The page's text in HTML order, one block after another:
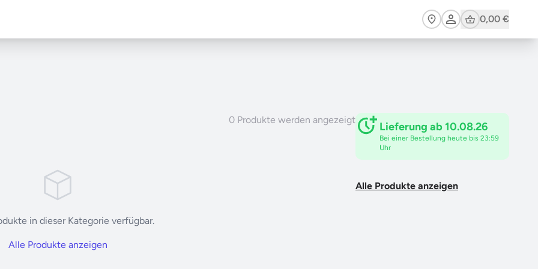
Cart0,00 €
0 Produkte werden angezeigt
in dieser Kategorie verfügbar.
Alle Produkte anzeigen
Lieferung ab 10.08.26
Bei einer Bestellung heute bis 23:59
Uhr
Alle Produkte anzeigen